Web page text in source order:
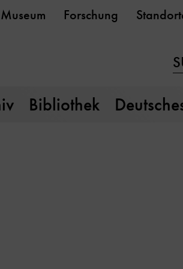
Museum Forschung
Bibliothek